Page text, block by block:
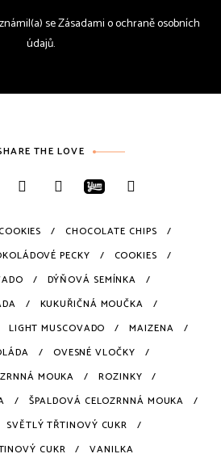
se Zásadami o ochraně osobních
údajů.
THE LOVE
CHOCOLATE CHIPS
PECKY
COOKIES
DÝŇOVÁ SEMÍNKA
KUKUŘIČNÁ MOUČKA
LIGHT MUSCOVADO
MAIZENA
OVESNÉ VLOČKY
MOUKA
ROZINKY
ŠPALDOVÁ CELOZRNNÁ MOUKA
SVĚTLÝ TŘTINOVÝ CUKR
CUKR
VANILKA